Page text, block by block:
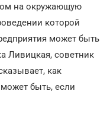
на окружающую
которой
может быть
Ливицкая, советник
как
быть, если